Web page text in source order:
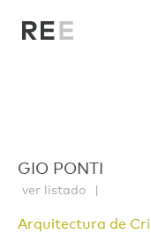
GIO PONTI
ver listado
Arquitectura de